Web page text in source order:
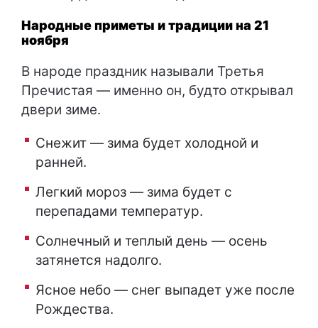
Народные приметы и традиции на 21
ноября
В народе праздник называли Третья
Пречистая — именно он, будто открывал
двери зиме.
Снежит — зима будет холодной и
ранней.
Легкий мороз — зима будет с
перепадами температур.
Солнечный и теплый день — осень
затянется надолго.
Ясное небо — снег выпадет уже после
Рождества.